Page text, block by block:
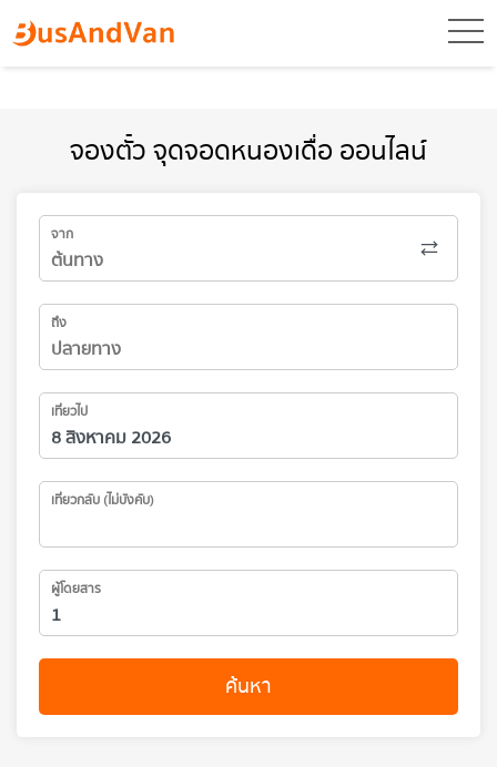
จองตั๋ว จุดจอดหนองเดื่อ ออนไลน์
จาก
ถึง
เที่ยวไป
เที่ยวกลับ (ไม่บังคับ)
ผู้โดยสาร
ค้นหา